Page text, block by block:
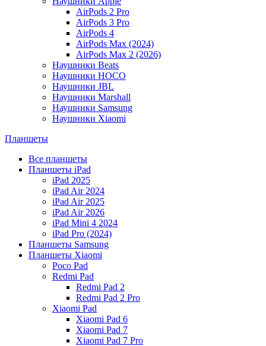
AirPods 2 Pro
AirPods 3 Pro
AirPods 4
AirPods Max (2024)
AirPods Max 2 (2026)
Наушники Beats
Наушники HOCO
Наушники JBL
Наушники Marshall
Наушники Samsung
Наушники Xiaomi
Планшеты
Все планшеты
Планшеты iPad
iPad 2025
iPad Air 2024
iPad Air 2025
iPad Air 2026
iPad Mini 4 2024
iPad Pro (2024)
Планшеты Samsung
Планшеты Xiaomi
Poco Pad
Redmi Pad
Redmi Pad 2
Redmi Pad 2 Pro
Xiaomi Pad
Xiaomi Pad 6
Xiaomi Pad 7
Xiaomi Pad 7 Pro